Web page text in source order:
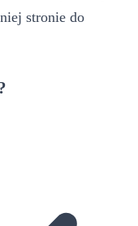
stronie do